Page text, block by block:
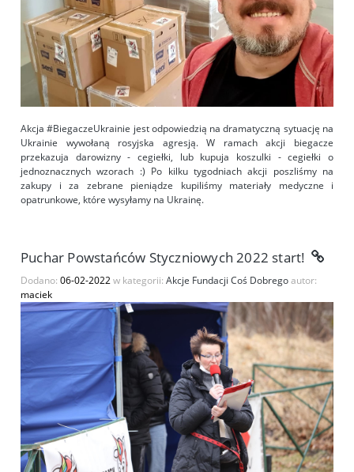
Akcja #BiegaczeUkrainie jest odpowiedzią na dramatyczną sytuację na
Ukrainie wywołaną rosyjska agresją. W ramach akcji biegacze
przekazuja darowizny - cegiełki, lub kupuja koszulki - cegiełki o
jednoznacznych wzorach :) Po kilku tygodniach akcji poszliśmy na
zakupy i za zebrane pieniądze kupiliśmy materiały medyczne i
opatrunkowe, które wysyłamy na Ukrainę.
Puchar Powstańców Styczniowych 2022 start!
Dodano: 06-02-2022w kategorii: Akcje Fundacji Coś Dobregoautor:
maciek